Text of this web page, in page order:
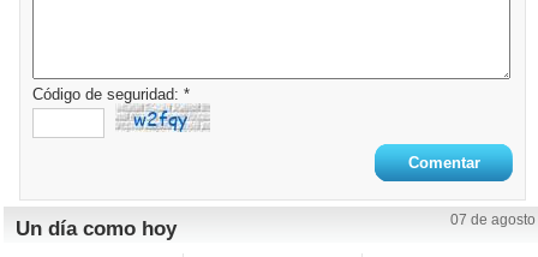
Código de seguridad: *
Un día como hoy 07 de agosto